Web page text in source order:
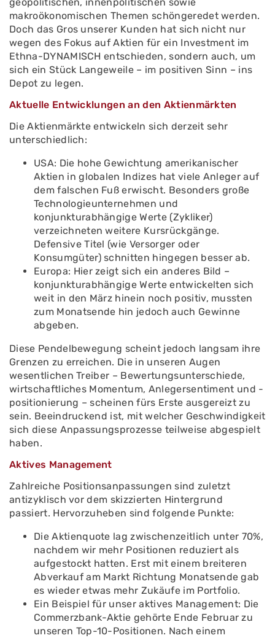
makroökonomischen Themen schöngeredet werden.
Doch das Gros unserer Kunden hat sich nicht nur
wegen des Fokus auf Aktien für ein Investment im
Ethna-DYNAMISCH entschieden, sondern auch, um
sich ein Stück Langeweile – im positiven Sinn – ins
Depot zu legen.
Aktuelle Entwicklungen an den Aktienmärkten
Die Aktienmärkte entwickeln sich derzeit sehr
unterschiedlich:
USA: Die hohe Gewichtung amerikanischer
Aktien in globalen Indizes hat viele Anleger auf
dem falschen Fuß erwischt. Besonders große
Technologieunternehmen und
konjunkturabhängige Werte (Zykliker)
verzeichneten weitere Kursrückgänge.
Defensive Titel (wie Versorger oder
Konsumgüter) schnitten hingegen besser ab.
Europa: Hier zeigt sich ein anderes Bild –
konjunkturabhängige Werte entwickelten sich
weit in den März hinein noch positiv, mussten
zum Monatsende hin jedoch auch Gewinne
abgeben.
Diese Pendelbewegung scheint jedoch langsam ihre
Grenzen zu erreichen. Die in unseren Augen
wesentlichen Treiber – Bewertungsunterschiede,
wirtschaftliches Momentum, Anlegersentiment und -
positionierung – scheinen fürs Erste ausgereizt zu
sein. Beeindruckend ist, mit welcher Geschwindigkeit
sich diese Anpassungsprozesse teilweise abgespielt
haben.
Aktives Management
Zahlreiche Positionsanpassungen sind zuletzt
antizyklisch vor dem skizzierten Hintergrund
passiert. Hervorzuheben sind folgende Punkte:
Die Aktienquote lag zwischenzeitlich unter 70%,
nachdem wir mehr Positionen reduziert als
aufgestockt hatten. Erst mit einem breiteren
Abverkauf am Markt Richtung Monatsende gab
es wieder etwas mehr Zukäufe im Portfolio.
Ein Beispiel für unser aktives Management: Die
Commerzbank-Aktie gehörte Ende Februar zu
unseren Top-10-Positionen. Nach einem